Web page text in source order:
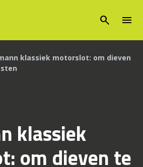
search menu
klassiek motorslot: om dieven
klassiek
om dieven te